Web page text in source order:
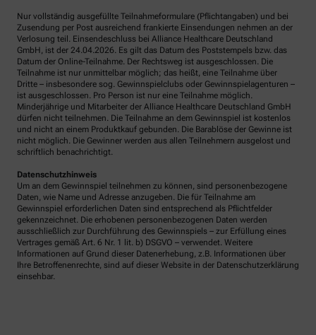
Nur vollständig ausgefüllte Teilnahmeformulare (Pflichtangaben) und bei
Zusendung per Post ausreichend frankierte Einsendungen nehmen an der
Verlosung teil. Einsendeschluss bei Alliance Healthcare Deutschland
GmbH, ist der 24.04.2026. Es gilt das Datum des Poststempels bzw. das
Datum der Online-Teilnahme. Der Rechtsweg ist ausgeschlossen. Die
Teilnahme ist nur unmittelbar möglich; das heißt, eine Teilnahme über
Dritte – insbesondere sog. Gewinnspielclubs oder Gewinnspielagenturen –
ist ausgeschlossen. Pro Person ist nur eine Teilnahme möglich.
Minderjährige und Mitarbeiter der Alliance Healthcare Deutschland GmbH
dürfen nicht teilnehmen. Die Teilnahme an dem Gewinnspiel ist kostenlos
und nicht an einem Produktkauf gebunden. Die Barablöse der Gewinne ist
nicht möglich. Die Gewinner werden aus allen Teilnehmern ausgelost und
schriftlich benachrichtigt.
Datenschutzhinweis
Um an dem Gewinnspiel teilnehmen zu können, sind personenbezogene
Daten, wie Name und Adresse anzugeben. Die für Teilnahme am
Gewinnspiel erforderlichen Daten sind entsprechend als Pflichtfelder
gekennzeichnet. Die erhobenen personenbezogenen Daten werden
ausschließlich zur Durchführung des Gewinnspiels – zur Erfüllung eines
Vertrages gemäß Art. 6 Nr. 1 lit. b) DSGVO – verwendet. Weitere
Informationen auf Grund dieser Datenerhebung, z.B. Informationen über
Ihre Betroffenenrechte, sind auf dieser Website in der Datenschutzerklärung
einsehbar.